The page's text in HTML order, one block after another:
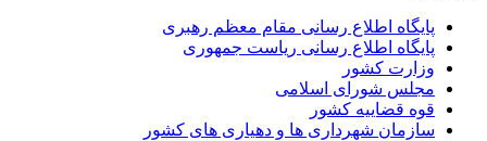
پایگاه اطلاع رسانی مقام معظم رهبری
پایگاه اطلاع رسانی ریاست جمهوری
وزارت کشور
مجلس شورای اسلامی
قوه قضاییه کشور
سازمان شهرداری ها و دهیاری های کشور